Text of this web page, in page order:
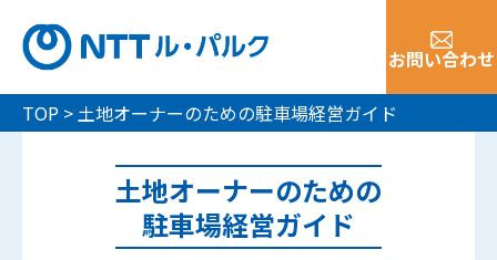
お問い合わせ
TOP >土地オーナーのための駐車場経営ガイド
土地オーナーのための
駐車場経営ガイド